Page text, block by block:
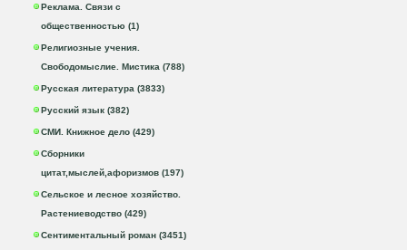
Реклама. Связи с
общественностью (1)
Религиозные учения.
Свободомыслие. Мистика (788)
Русская литература (3833)
Русский язык (382)
СМИ. Книжное дело (429)
Сборники
цитат,мыслей,афоризмов (197)
Сельское и лесное хозяйство.
Растениеводство (429)
Сентиментальный роман (3451)